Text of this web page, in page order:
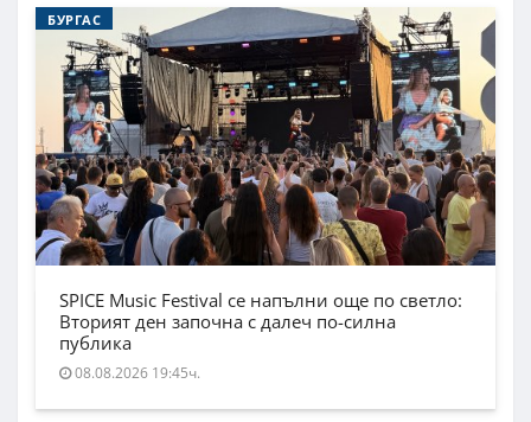
БУРГАС
SPICE Music Festival се напълни още по светло:
Вторият ден започна с далеч по-силна
публика
08.08.2026 19:45ч.